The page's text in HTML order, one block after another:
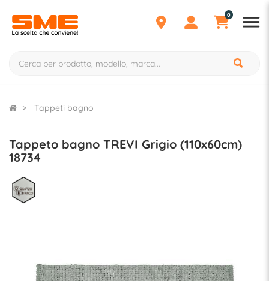
0
Tappeti bagno
Tappeto bagno TREVI Grigio (110x60cm)
18734